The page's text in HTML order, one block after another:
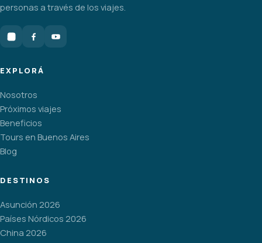
personas a través de los viajes.
EXPLORÁ
Nosotros
Próximos viajes
Beneficios
Tours en Buenos Aires
Blog
DESTINOS
Asunción 2026
Países Nórdicos 2026
China 2026